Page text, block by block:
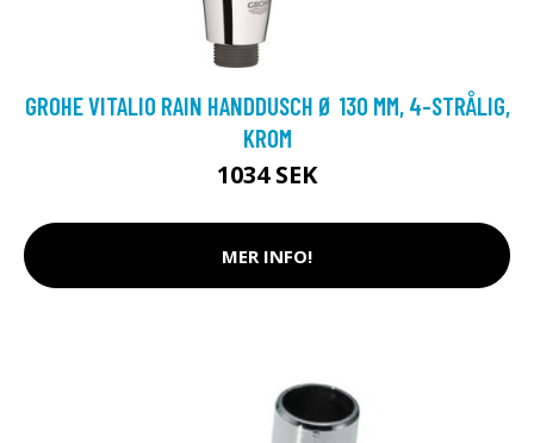
GROHE VITALIO RAIN HANDDUSCH Ø 130 MM, 4-STRÅLIG,
KROM
1034 SEK
MER INFO!